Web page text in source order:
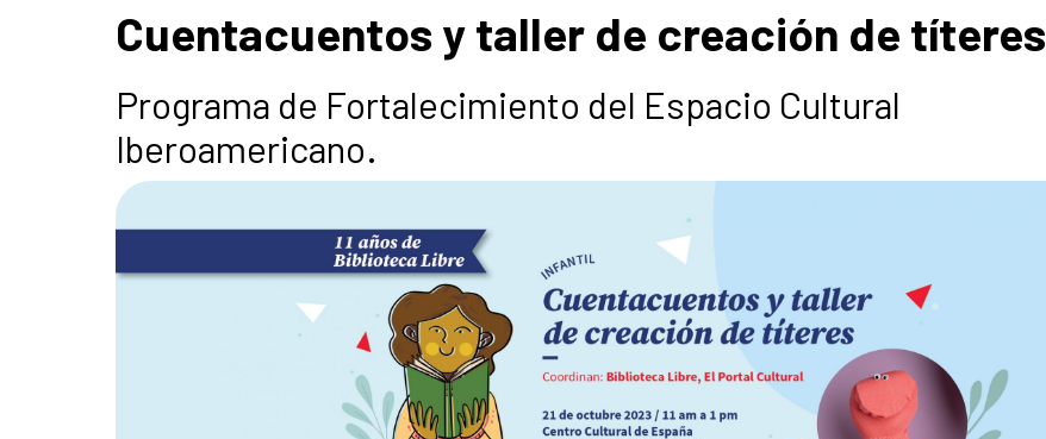
Cuentacuentos y taller de creación de títeres
Programa de Fortalecimiento del Espacio Cultural
Iberoamericano.